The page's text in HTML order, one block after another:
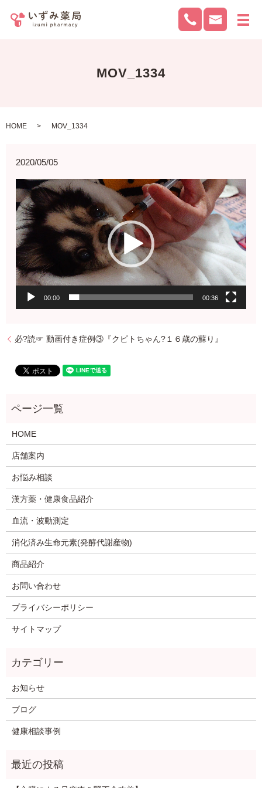
メ
MOV_1334
HOME MOV_1334
2020/05/05
画
プ
レ
ー
ヤ
ー
00:00 00:36
必?読☞ 動画付き症例③『クピトちゃん?１６歳の蘇り』
HOME
店舗案内
お悩み相談
漢方薬・健康食品紹介
血流・波動測定
消化済み生命元素(発酵代謝産物)
商品紹介
お問い合わせ
プライバシーポリシー
サイトマップ
お知らせ
ブログ
健康相談事例